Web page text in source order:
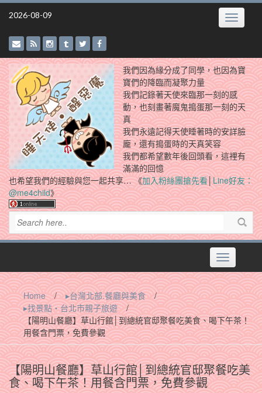
Skip
2026-08-09 Toggle
我們因為緣分成了同學，也因為寶
寶們的降臨而凝聚力量
我們記錄著天使來臨那一刻的感
動，也刻畫著魔鬼搗蛋那一刻的天
真
我們永遠記得天使睡著時的安詳臉
龐，還有搗蛋時的天真笑容
我們都希望數年後回頭看，這裡有
滿滿的回憶
也希望我們的經驗與您一起共享… 《加入粉絲團搶先看│Line好友：
@me4child》
Toggle
navigation
Home / ▸台灣北部.餐廳與美食
/
▸找景點‧台北市親子旅遊
/
【陽明山餐廳】草山行館│到總統官邸聚餐吃美食、喝下午茶！
用餐含門票，免費參觀
【陽明山餐廳】草山行館│到總統官邸聚餐吃美
食、喝下午茶！用餐含門票，免費參觀